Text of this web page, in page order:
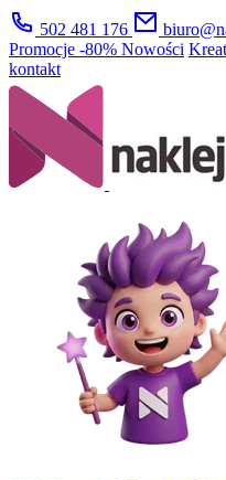
502 481 176
Promocje -80% Nowości
kontakt